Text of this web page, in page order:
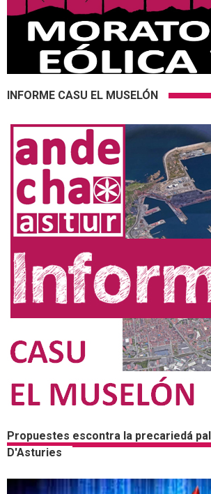
INFORME CASU EL MUSELÓN
Propuestes escontra la precariedá
D'Asturies